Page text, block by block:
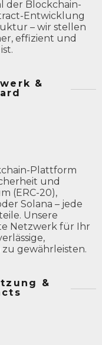
der Blockchain-
Entwicklung
– wir stellen
effizient und
&
Plattform
und
(ERC-20),
Solana – jede
Unsere
Netzwerk für Ihr
gewährleisten.
&